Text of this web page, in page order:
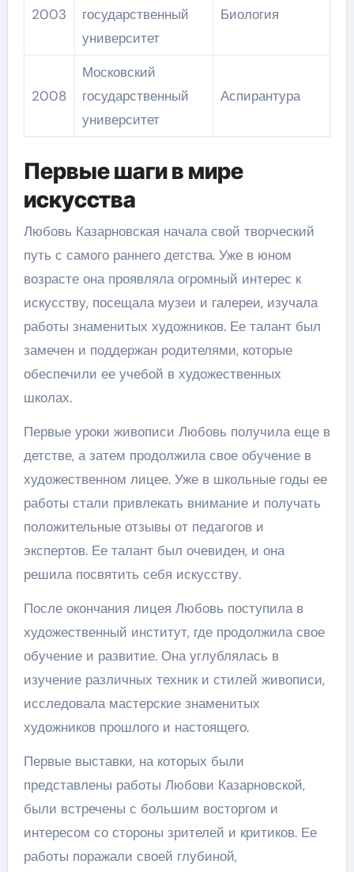
2003
государственный
университет
Биология
2008
Московский
государственный
университет
Аспирантура
Первые шаги в мире
искусства
Любовь Казарновская начала свой творческий
путь с самого раннего детства. Уже в юном
возрасте она проявляла огромный интерес к
искусству, посещала музеи и галереи, изучала
работы знаменитых художников. Ее талант был
замечен и поддержан родителями, которые
обеспечили ее учебой в художественных
школах.
Первые уроки живописи Любовь получила еще в
детстве, а затем продолжила свое обучение в
художественном лицее. Уже в школьные годы ее
работы стали привлекать внимание и получать
положительные отзывы от педагогов и
экспертов. Ее талант был очевиден, и она
решила посвятить себя искусству.
После окончания лицея Любовь поступила в
художественный институт, где продолжила свое
обучение и развитие. Она углублялась в
изучение различных техник и стилей живописи,
исследовала мастерские знаменитых
художников прошлого и настоящего.
Первые выставки, на которых были
представлены работы Любови Казарновской,
были встречены с большим восторгом и
интересом со стороны зрителей и критиков. Ее
работы поражали своей глубиной,